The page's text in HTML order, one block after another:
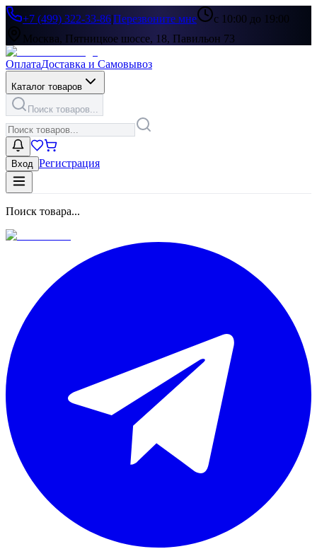
+7 (499) 322-33-86|Перезвоните мне
с 10:00 до 19:00
Москва, Пятницкое шоссе, 18, Павильон 73
ОплатаДоставка и Самовывоз
Каталог товаров
Поиск товаров...
Вход Регистрация
Поиск товара...